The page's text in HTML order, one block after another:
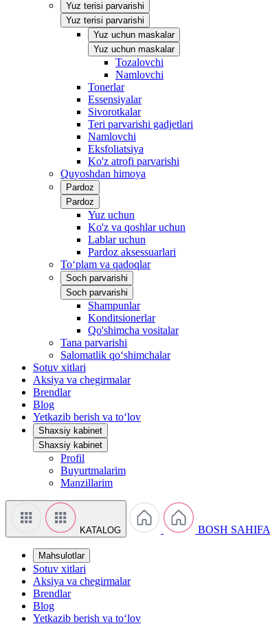
Yuz terisi parvarishi
Yuz terisi parvarishi
Yuz uchun maskalar
Yuz uchun maskalar
Tozalovchi
Namlovchi
Tonerlar
Essensiyalar
Sivorotkalar
Teri parvarishi gadjetlari
Namlovchi
Eksfoliatsiya
Ko'z atrofi parvarishi
Quyoshdan himoya
Pardoz
Pardoz
Yuz uchun
Ko'z va qoshlar uchun
Lablar uchun
Pardoz aksessuarlari
To‘plam va qadoqlar
Soch parvarishi
Soch parvarishi
Shampunlar
Konditsionerlar
Qo'shimcha vositalar
Tana parvarishi
Salomatlik qo‘shimchalar
Sotuv xitlari
Aksiya va chegirmalar
Brendlar
Blog
Yetkazib berish va to‘lov
Shaxsiy kabinet
Shaxsiy kabinet
Profil
Buyurtmalarim
Manzillarim
KATALOG BOSH SAHIFA
Mahsulotlar
Sotuv xitlari
Aksiya va chegirmalar
Brendlar
Blog
Yetkazib berish va to‘lov